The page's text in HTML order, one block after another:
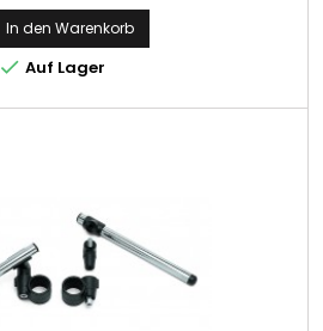
In den Warenkorb
 Auf Lager